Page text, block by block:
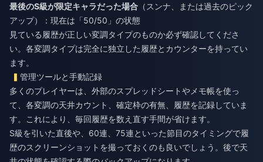
最後のS級が限定キャラだった場合 （スンナ、または過去のピック
アップ）：現在は「50/50」の状態
見ている履歴が正しい変調タイプのものか必ず確認してくださ
い。各変調タイプは完全に独立した履歴とカウンターを持ってい
ます。
管理ツールと手動記録
多くのプレイヤーは、外部のスプレッドシートやメモ帳を使っ
て、各変調の天井カウント、確定枠の有無、履歴を記録していま
す。これにより、毎回履歴を数え直す手間が省けます。
S級を引いた直後や、60連、75連といった節目のタイミングで履
歴のスクリーンショットを撮っておくのも良いでしょう。後で天